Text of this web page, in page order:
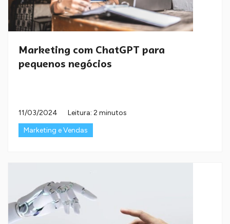
Marketing com ChatGPT para
pequenos negócios
11/03/2024
Leitura: 2 minutos
Marketing e Vendas